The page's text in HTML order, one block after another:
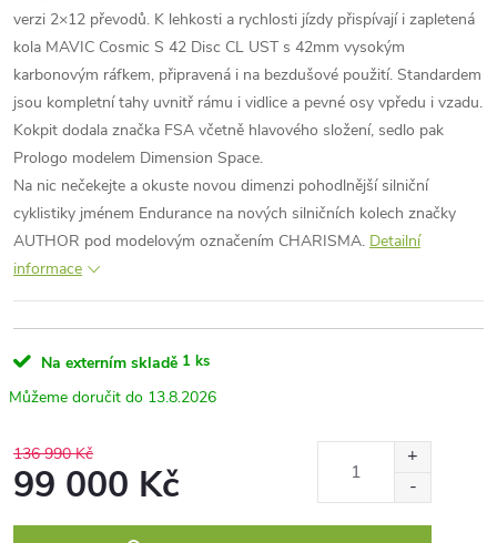
verzi 2×12 převodů. K lehkosti a rychlosti jízdy přispívají i zapletená
kola MAVIC Cosmic S 42 Disc CL UST s 42mm vysokým
karbonovým ráfkem, připravená i na bezdušové použití. Standardem
jsou kompletní tahy uvnitř rámu i vidlice a pevné osy vpředu i vzadu.
Kokpit dodala značka FSA včetně hlavového složení, sedlo pak
Prologo modelem Dimension Space.
Na nic nečekejte a okuste novou dimenzi pohodlnější silniční
cyklistiky jménem Endurance na nových silničních kolech značky
AUTHOR pod modelovým označením CHARISMA. Detailní
informace
Na externím skladě 1 ks
13.8.2026
136 990 Kč
99 000 Kč